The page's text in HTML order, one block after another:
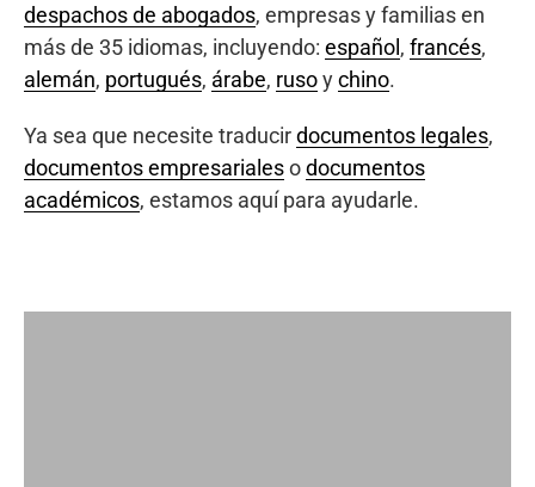
despachos de abogados, empresas y familias en
más de 35 idiomas, incluyendo: español , francés,
alemán, portugués, árabe, rusoychino.
Ya sea que necesite traducirdocumentos legales,
documentos empresarialesodocumentos
académicos, estamos aquí para ayudarle.